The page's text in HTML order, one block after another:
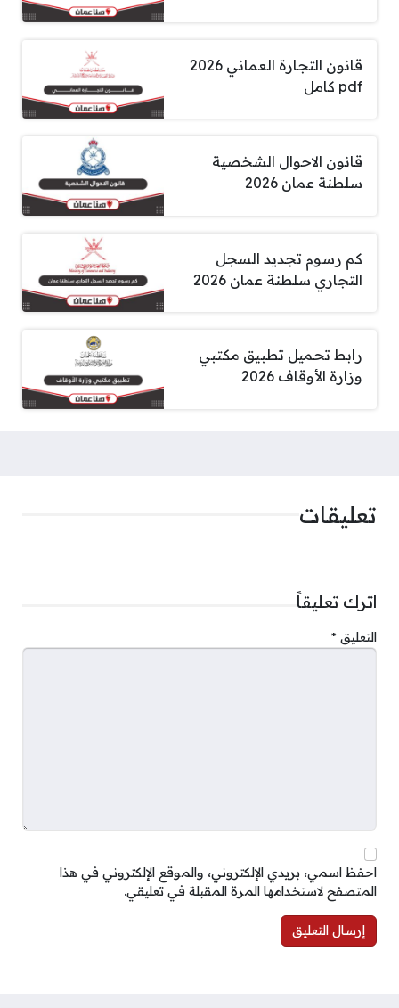
قانون التجارة العماني 2026
pdf كامل
قانون الاحوال الشخصية
سلطنة عمان 2026
كم رسوم تجديد السجل
التجاري سلطنة عمان 2026
رابط تحميل تطبيق مكتبي
وزارة الأوقاف 2026
تعليقات
اترك تعليقاً
التعليق *
احفظ اسمي، بريدي الإلكتروني، والموقع الإلكتروني في هذا
المتصفح لاستخدامها المرة المقبلة في تعليقي.